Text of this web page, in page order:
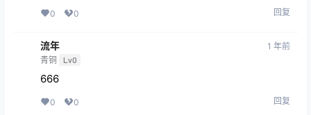
0 0 回复
流年
青铜 Lv0
1 年前
666
0 0 回复